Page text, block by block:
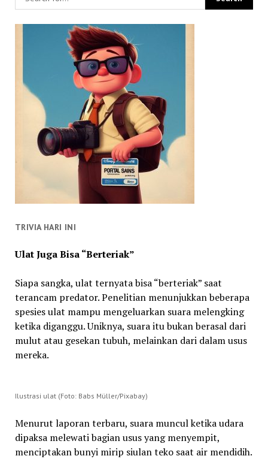
TRIVIA HARI INI
Ulat Juga Bisa “Berteriak”
Siapa sangka, ulat ternyata bisa “berteriak” saat
terancam predator. Penelitian menunjukkan beberapa
spesies ulat mampu mengeluarkan suara melengking
ketika diganggu. Uniknya, suara itu bukan berasal dari
mulut atau gesekan tubuh, melainkan dari dalam usus
mereka.
Ilustrasi ulat (Foto: Babs Müller/Pixabay)
Menurut laporan terbaru, suara muncul ketika udara
dipaksa melewati bagian usus yang menyempit,
menciptakan bunyi mirip siulan teko saat air mendidih.